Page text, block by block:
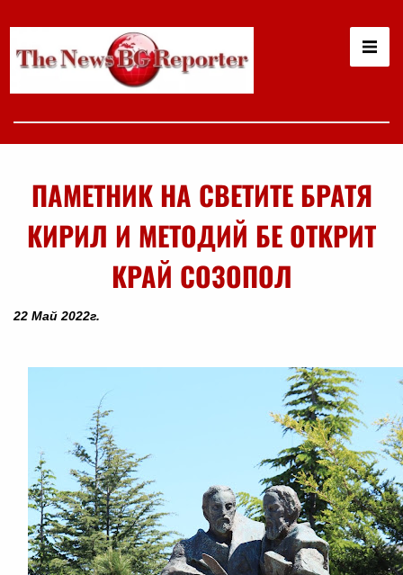
ПАМЕТНИК НА СВЕТИТЕ БРАТЯ
КИРИЛ И МЕТОДИЙ БЕ ОТКРИТ
КРАЙ СОЗОПОЛ
22 Май 2022г.